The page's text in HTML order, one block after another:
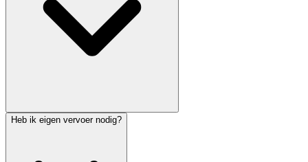
Heb ik eigen vervoer nodig?